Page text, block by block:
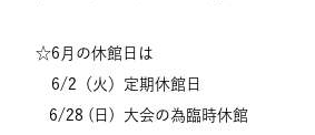
☆6月の休館日は
6/2（火）定期休館日
6/28 (日) 大会の為臨時休館